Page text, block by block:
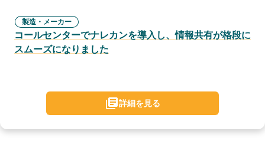
製造・メーカー
コールセンターでナレカンを導入し、情報共有が格段に
スムーズになりました
詳細を見る